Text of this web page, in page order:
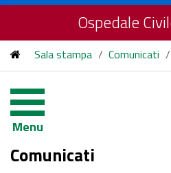
Ospedale
Sala stampa / Comunicati /
Menu
Comunicati